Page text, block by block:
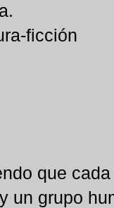
ficción
que
un grupo